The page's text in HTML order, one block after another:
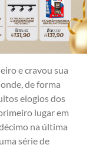
e cravou sua
de forma
elogios dos
lugar em
na última
série de